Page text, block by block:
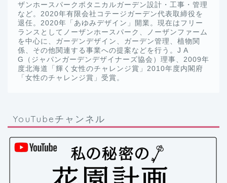
ザンホースパークボタニカルガーデン設計・工事・管理
など。2020年有限会社コテージガーデン代表取締役を
退任。2020年「あゆみデザイン」開業。現在はフリー
ランスとしてノーザンホースパーク、ノーザンファーム
を中心に、ガーデンデザイン、ガーデン管理、植物関
係、その他関連する事業への提案などを行う。J A
G（ジャパンガーデンデザイナーズ協会）理事、2009年
度北海道「輝く女性のチャレンジ賞」2010年度内閣府
「女性のチャレンジ賞」受賞。
YouTubeチャンネル